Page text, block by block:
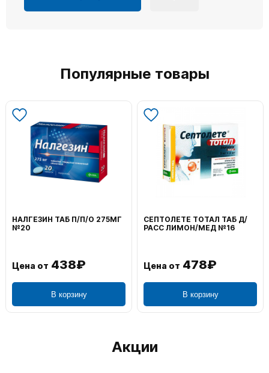
Популярные товары
НАЛГЕЗИН ТАБ П/П/О 275МГ
№20
Цена от 438₽
В корзину
СЕПТОЛЕТЕ ТОТАЛ ТАБ Д/
РАСС ЛИМОН/МЕД №16
Цена от 478₽
В корзину
Акции